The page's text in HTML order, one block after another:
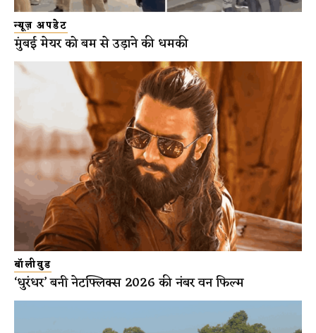
न्यूज़ अपडेट
मुंबई मेयर को बम से उड़ाने की धमकी
बॉलीवुड
‘धुरंधर’ बनी नेटफ्लिक्स 2026 की नंबर वन फिल्म